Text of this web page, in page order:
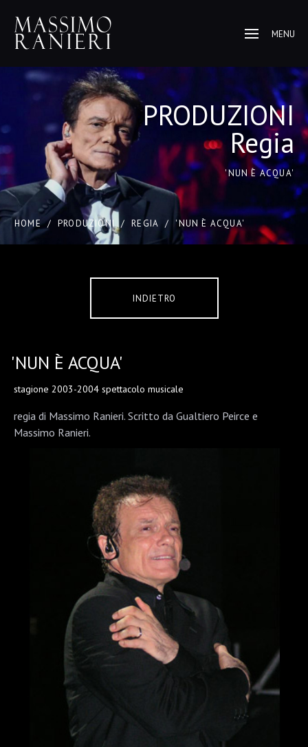
MENU
PRODUZIONI
Regia
'NUN È ACQUA'
HOME / PRODUZIONI / REGIA / 'NUN È ACQUA'
INDIETRO
'NUN È ACQUA'
stagione 2003-2004 spettacolo musicale
regia di Massimo Ranieri. Scritto da Gualtiero Peirce e
Massimo Ranieri.